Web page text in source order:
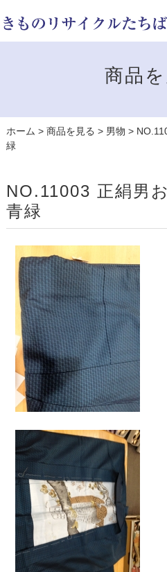
商品
ホーム > 商品を見る > 男物 >
緑
NO.11003 正絹男
青緑